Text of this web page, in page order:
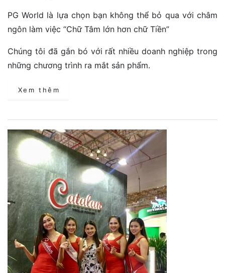
PG World là lựa chọn bạn không thể bỏ qua với châm
ngôn làm việc “Chữ Tâm lớn hơn chữ Tiền”
Chúng tôi đã gắn bó với rất nhiều doanh nghiệp trong
những chương trình ra mắt sản phẩm.
Xem thêm